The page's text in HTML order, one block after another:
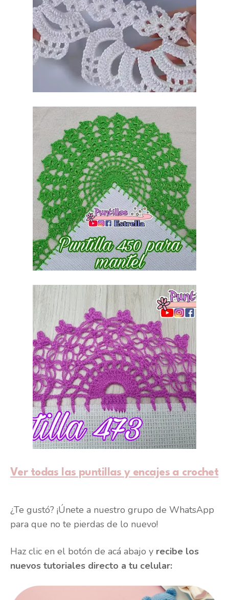
Ver todas las puntillas y encajes a crochet
¿Te gustó? ¡Únete a nuestro grupo de WhatsApp
para que no te pierdas de lo nuevo!
Haz clic en el botón de acá abajo y recibe los
nuevos tutoriales directo a tu celular: